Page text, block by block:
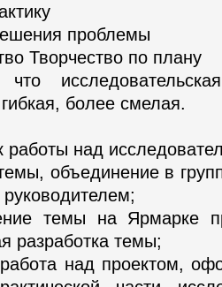
проблемы
Творчество по плану
более смелая.
над
объединение в
темы на Ярмарке
разработка темы;
над проектом,